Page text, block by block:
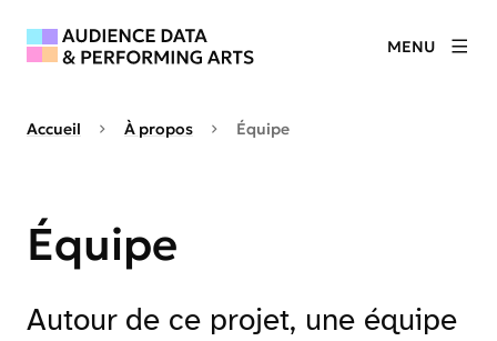
MENU
Accueil À propos Équipe
Équipe
Autour de ce projet, une équipe